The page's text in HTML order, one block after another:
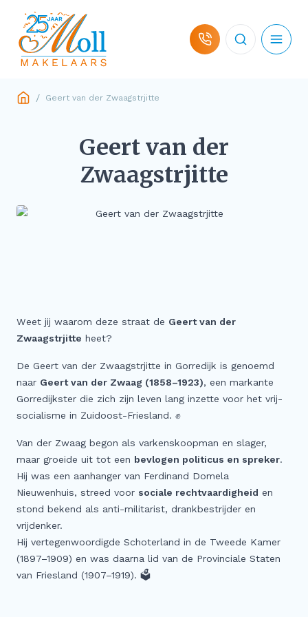
Hulp bij koop
Hulp bij verkoop
Meer
Woningwaarde (indicatie) in één minuut…
Zoeker aangeboden!
Koop zonder risico
Waardevast Garantie
Dubbele maandlasten
Gratis Zoekservice
Blog & Vlog
Veelgestelde vragen
/ Geert van der Zwaagstrjitte
Geert van der
Zwaagstrjitte
Weet jij waarom deze straat de Geert van der
Zwaagstrjitte heet?
De Geert van der Zwaagstrjitte in Gorredijk is genoemd
naar Geert van der Zwaag (1858–1923), een markante
Gorredijkster die zich zijn leven lang inzette voor het vrij-
socialisme in Zuidoost-Friesland. ✊
Van der Zwaag begon als varkenskoopman en slager,
maar groeide uit tot een bevlogen politicus en spreker.
Hij was een aanhanger van Ferdinand Domela
Nieuwenhuis, streed voor sociale rechtvaardigheid en
stond bekend als anti-militarist, drankbestrijder en
vrijdenker.
Hij vertegenwoordigde Schoterland in de Tweede Kamer
(1897–1909) en was daarna lid van de Provinciale Staten
van Friesland (1907–1919). 🗳️